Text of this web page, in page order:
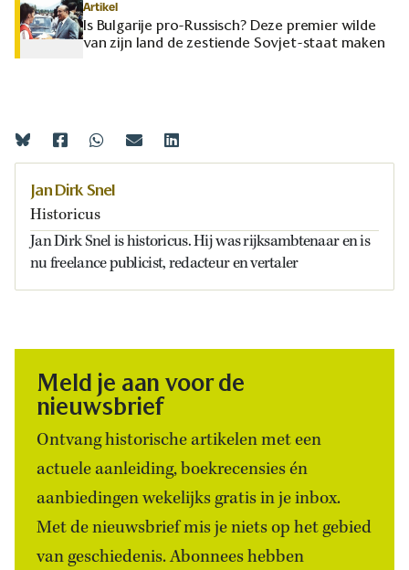
Artikel
Is Bulgarije pro-Russisch? Deze premier wilde
van zijn land de zestiende Sovjet-staat maken
Jan Dirk Snel
Historicus
Jan Dirk Snel is historicus. Hij was rijksambtenaar en is
nu freelance publicist, redacteur en vertaler
Meld je aan voor de
nieuwsbrief
Ontvang historische artikelen met een
actuele aanleiding, boekrecensies én
aanbiedingen wekelijks gratis in je inbox.
Met de nieuwsbrief mis je niets op het gebied
van geschiedenis. Abonnees hebben